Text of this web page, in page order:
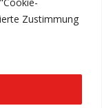
Zustimmung